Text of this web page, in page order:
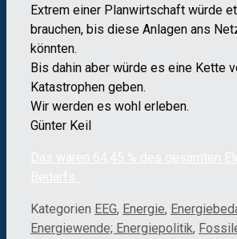
Extrem einer Planwirtschaft würde
brauchen, bis diese Anlagen ans
könnten.
Bis dahin aber würde es eine Kette
Katastrophen geben.
Wir werden es wohl erleben.
Günter Keil
Kategorien EEG, Energie,
Energiewende; Energiepolitik,